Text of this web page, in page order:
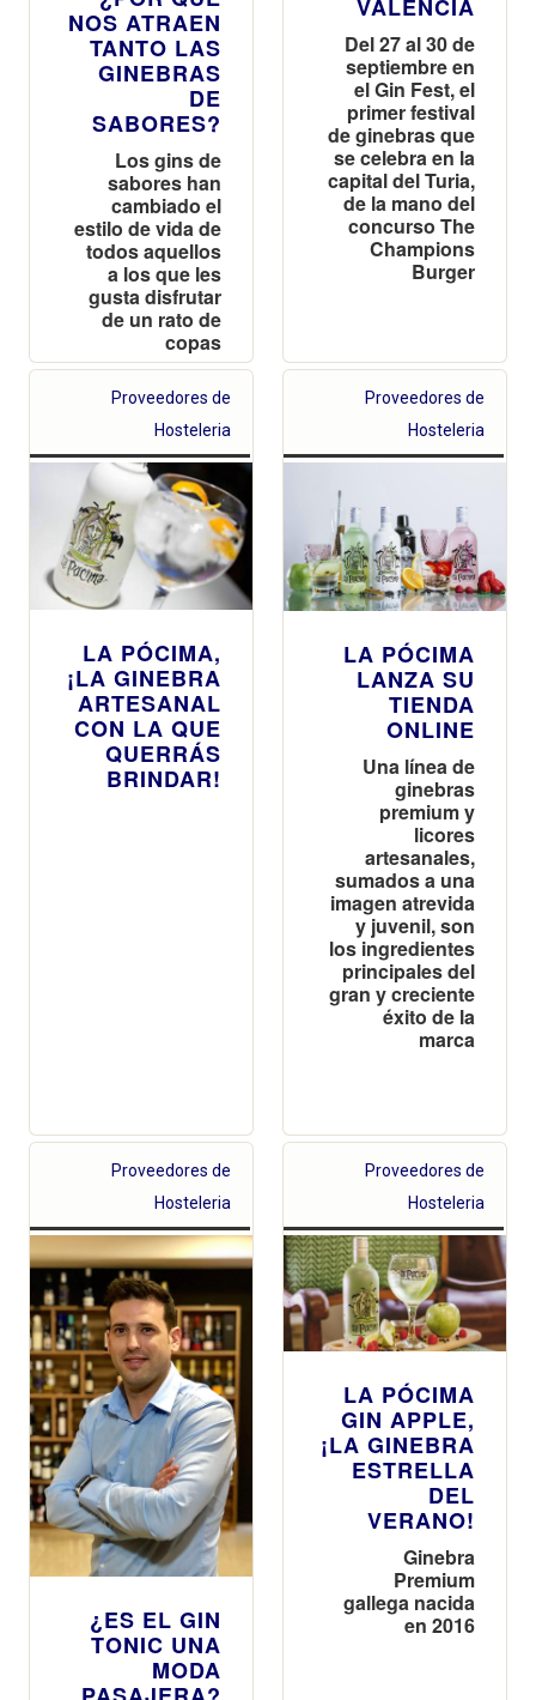
NOS ATRAEN
TANTO LAS
GINEBRAS
DE
SABORES?
Los gins de
sabores han
cambiado el
estilo de vida de
todos aquellos
a los que les
gusta disfrutar
de un rato de
copas
VALENCIA
Del 27 al 30 de
septiembre en
el Gin Fest, el
primer festival
de ginebras que
se celebra en la
capital del Turia,
de la mano del
concurso The
Champions
Burger
Proveedores de
Hosteleria
LA PÓCIMA,
¡LA GINEBRA
ARTESANAL
CON LA QUE
QUERRÁS
BRINDAR!
Proveedores de
Hosteleria
LA PÓCIMA
LANZA SU
TIENDA
ONLINE
Una línea de
ginebras
premium y
licores
artesanales,
sumados a una
imagen atrevida
y juvenil, son
los ingredientes
principales del
gran y creciente
éxito de la
marca
Proveedores de
Hosteleria
¿ES EL GIN
TONIC UNA
MODA
Proveedores de
Hosteleria
LA PÓCIMA
GIN APPLE,
¡LA GINEBRA
ESTRELLA
DEL
VERANO!
Ginebra
Premium
gallega nacida
en 2016